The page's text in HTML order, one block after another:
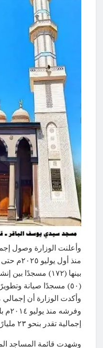
وأعلنت الوزارة وصول
بينها (١٧٢) مسجدًا
(٥٠) مسجدًا صيانة وتطويرًا.
وأكدت الوزارة أن إجمالي
إجمالية تقدر بنحو ٢٣ مليارًا و ٨٦٤ مليون جنيه.
وشهدت قائمة المساجد